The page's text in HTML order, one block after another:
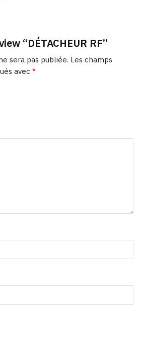
“DÉTACHEUR RF”
sera pas publiée. Les champs
avec *